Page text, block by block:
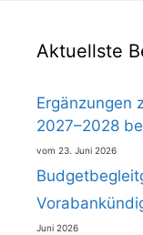
Aktuellste
Ergänzungen
2027–2028
23. Juni 2026
Juni 2026